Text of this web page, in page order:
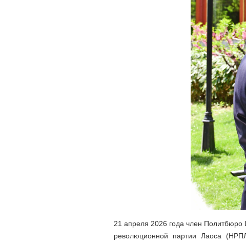
21 апреля 2026 года член
революционной партии Лаоса